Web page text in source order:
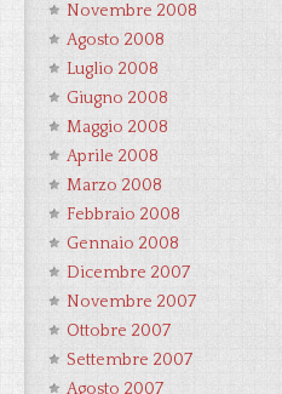
Novembre 2008
Agosto 2008
Luglio 2008
Giugno 2008
Maggio 2008
Aprile 2008
Marzo 2008
Febbraio 2008
Gennaio 2008
Dicembre 2007
Novembre 2007
Ottobre 2007
Settembre 2007
Agosto 2007